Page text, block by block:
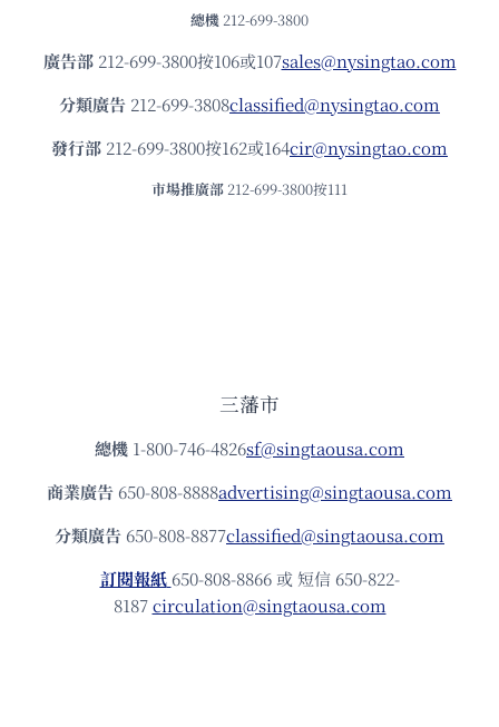
總機 212-699-3800
廣告部212-699-3800按106或107sales@nysingtao.com
分類廣告 212-699-3808classified@nysingtao.com
發⾏部 212-699-3800按162或164cir@nysingtao.com
市場推廣部 212-699-3800按111
三藩市
總機 1-800-746-4826sf@singtaousa.com
商業廣告 650-808-8888advertising@singtaousa.com
分類廣告 650-808-8877classified@singtaousa.com
訂閱報紙 650-808-8866 或 短信 650-822-
8187circulation@singtaousa.com